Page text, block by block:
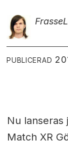
Frasse
PUBLICERAD
Nu lanseras
Match XR